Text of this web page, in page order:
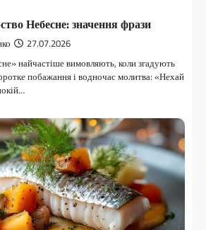
Небесне: значення фрази
27.07.2026
найчастіше вимовляють, коли згадують
побажання і водночас молитва: «Нехай